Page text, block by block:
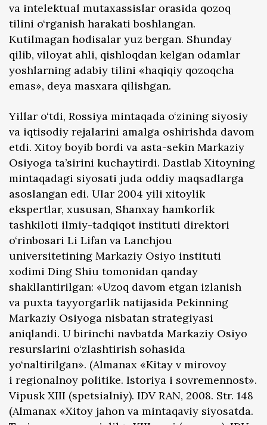
va intelektual mutaxassislar orasida qozoq
tilini o‘rganish harakati boshlangan.
Kutilmagan hodisalar yuz bergan. Shunday
qilib, viloyat ahli, qishloqdan kelgan odamlar
yoshlarning adabiy tilini «haqiqiy qozoqcha
emas», deya masxara qilishgan.
Yillar o‘tdi, Rossiya mintaqada o‘zining siyosiy
va iqtisodiy rejalarini amalga oshirishda davom
etdi. Xitoy boyib bordi va asta-sekin Markaziy
Osiyoga ta’sirini kuchaytirdi. Dastlab Xitoyning
mintaqadagi siyosati juda oddiy maqsadlarga
asoslangan edi. Ular 2004 yili xitoylik
ekspertlar, xususan, Shanxay hamkorlik
tashkiloti ilmiy-tadqiqot instituti direktori
o‘rinbosari Li Lifan va Lanchjou
universitetining Markaziy Osiyo instituti
xodimi Ding Shiu tomonidan qanday
shakllantirilgan: «Uzoq davom etgan izlanish
va puxta tayyorgarlik natijasida Pekinning
Markaziy Osiyoga nisbatan strategiyasi
aniqlandi. U birinchi navbatda Markaziy Osiyo
resurslarini o‘zlashtirish sohasida
yo‘naltirilgan». (Almanax «Kitay v mirovoy
i regionalnoy politike. Istoriya i sovremennost».
Vipusk XIII (spetsialniy). IDV RAN, 2008. Str. 148
(Almanax «Xitoy jahon va mintaqaviy siyosatda.